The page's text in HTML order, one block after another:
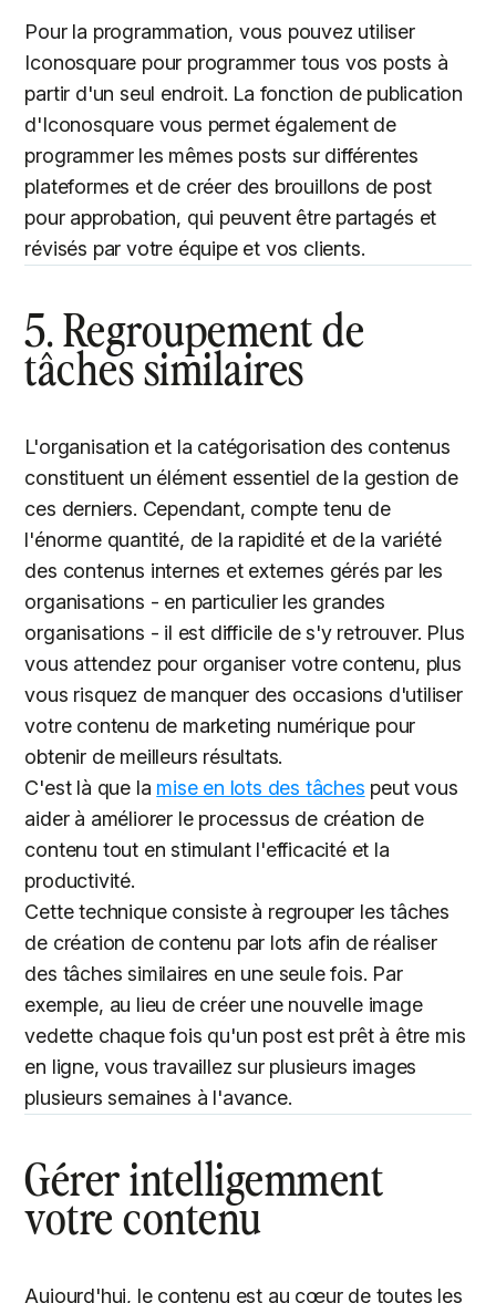
Pour la programmation, vous pouvez utiliser
Iconosquare pour programmer tous vos posts à
partir d'un seul endroit. La fonction de publication
d'Iconosquare vous permet également de
programmer les mêmes posts sur différentes
plateformes et de créer des brouillons de post
pour approbation, qui peuvent être partagés et
révisés par votre équipe et vos clients.
5. Regroupement de
tâches similaires
L'organisation et la catégorisation des contenus
constituent un élément essentiel de la gestion de
ces derniers. Cependant, compte tenu de
l'énorme quantité, de la rapidité et de la variété
des contenus internes et externes gérés par les
organisations - en particulier les grandes
organisations - il est difficile de s'y retrouver. Plus
vous attendez pour organiser votre contenu, plus
vous risquez de manquer des occasions d'utiliser
votre contenu de marketing numérique pour
obtenir de meilleurs résultats.
C'est là que la mise en lots des tâches peut vous
aider à améliorer le processus de création de
contenu tout en stimulant l'efficacité et la
productivité.
Cette technique consiste à regrouper les tâches
de création de contenu par lots afin de réaliser
des tâches similaires en une seule fois. Par
exemple, au lieu de créer une nouvelle image
vedette chaque fois qu'un post est prêt à être mis
en ligne, vous travaillez sur plusieurs images
plusieurs semaines à l'avance.
Gérer intelligemment
votre contenu
Aujourd'hui, le contenu est au cœur de toutes les